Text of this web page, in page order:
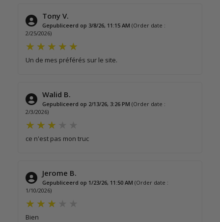
Tony V.
Gepubliceerd op 3/8/26, 11:15 AM (Order date :
2/25/2026)
Un de mes préférés sur le site.
Walid B.
Gepubliceerd op 2/13/26, 3:26 PM (Order date :
2/3/2026)
ce n'est pas mon truc
Jerome B.
Gepubliceerd op 1/23/26, 11:50 AM (Order date :
1/10/2026)
Bien